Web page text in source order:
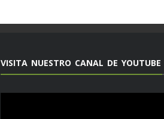
VISITA NUESTRO CANAL DE YOUTUBE